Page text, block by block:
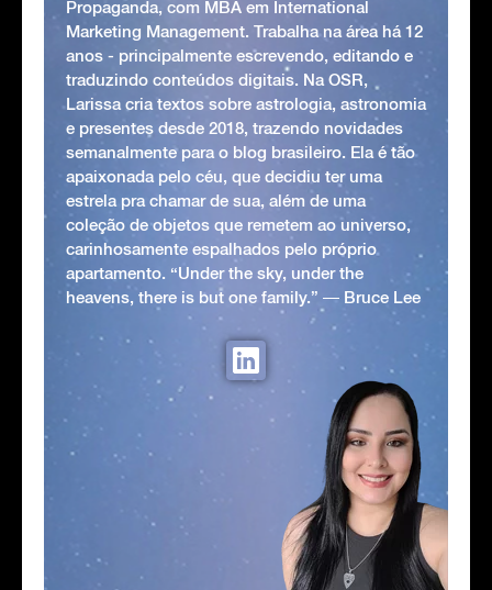
Propaganda, com MBA em International
Marketing Management. Trabalha na área há 12
anos - principalmente escrevendo, editando e
traduzindo conteúdos digitais. Na OSR,
Larissa cria textos sobre astrologia, astronomia
e presentes desde 2018, trazendo novidades
semanalmente para o blog brasileiro. Ela é tão
apaixonada pelo céu, que decidiu ter uma
estrela pra chamar de sua, além de uma
coleção de objetos que remetem ao universo,
carinhosamente espalhados pelo próprio
apartamento. “Under the sky, under the
heavens, there is but one family.” ― Bruce Lee